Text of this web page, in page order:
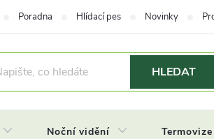
Poradna Hlídací pes Novinky
HLEDAT
Noční vidění Termovize